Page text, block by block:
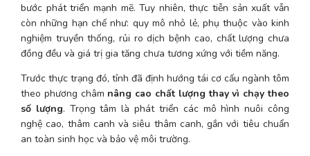
bước phát triển mạnh mẽ. Tuy nhiên, thực tiễn sản xuất vẫn
còn những hạn chế như: quy mô nhỏ lẻ, phụ thuộc vào kinh
nghiệm truyền thống, rủi ro dịch bệnh cao, chất lượng chưa
đồng đều và giá trị gia tăng chưa tương xứng với tiềm năng.
Trước thực trạng đó, tỉnh đã định hướng tái cơ cấu ngành tôm
theo phương châm nâng cao chất lượng thay vì chạy theo
số lượng. Trọng tâm là phát triển các mô hình nuôi công
nghệ cao, thâm canh và siêu thâm canh, gắn với tiêu chuẩn
an toàn sinh học và bảo vệ môi trường.